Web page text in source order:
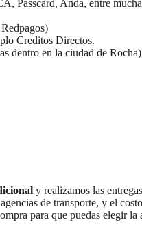
Passcard, Anda, entre
Creditos Directos.
dentro en la ciudad de
y realizamos las
de transporte, y el
para que puedas elegir la